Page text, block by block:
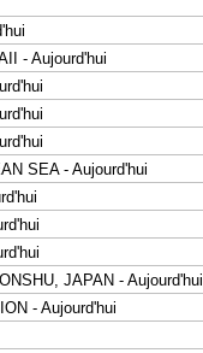
- Aujourd'hui
SEA - Aujourd'hui
JAPAN - Aujourd'hui
- Aujourd'hui